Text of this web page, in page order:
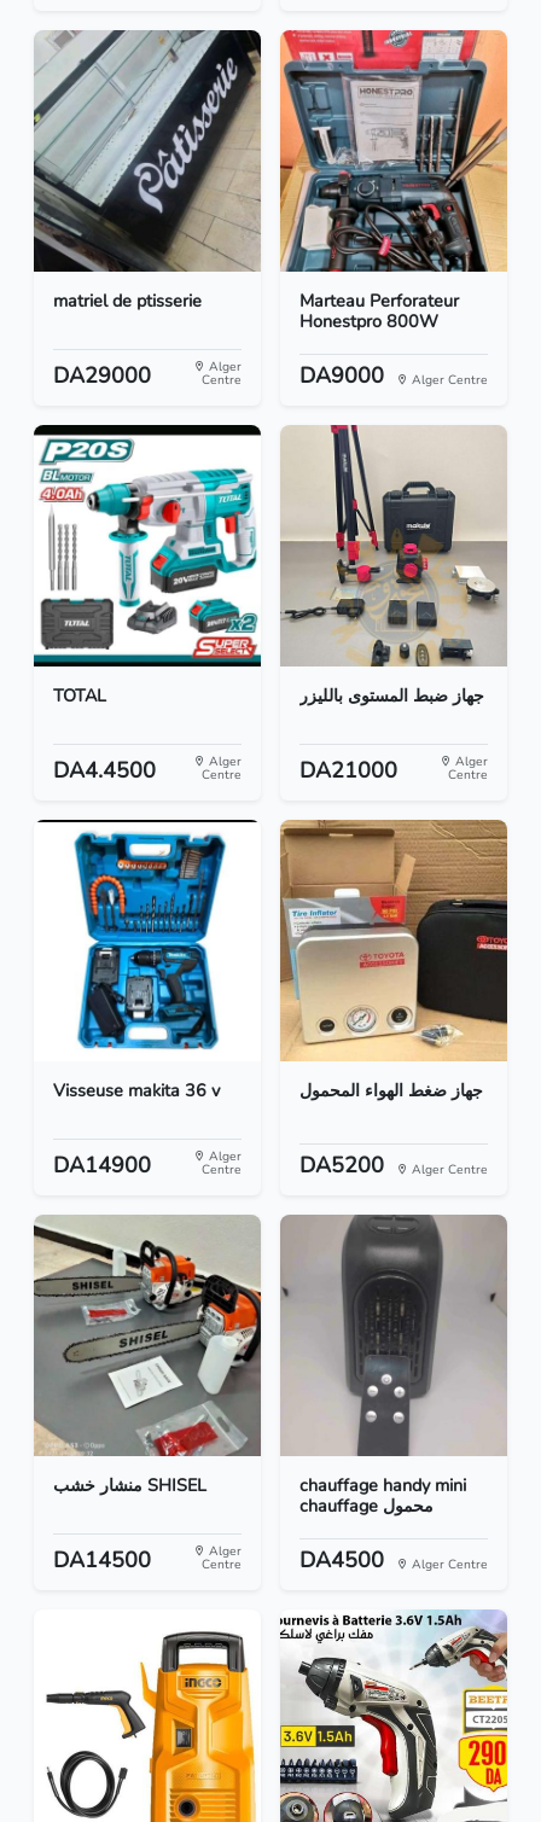
matriel de ptisserie
DA29000 Alger
Centre
Marteau Perforateur
Honestpro 800W
DA9000 Alger Centre
TOTAL
DA4.4500 Alger
Centre
جهاز ضبط المستوى بالليزر
DA21000 Alger
Centre
Visseuse makita 36 v
DA14900 Alger
Centre
جهاز ضغط الهواء المحمول
DA5200 Alger Centre
منشار خشب SHISEL
DA14500 Alger
Centre
chauffage handy mini
chauffage محمول
DA4500 Alger Centre